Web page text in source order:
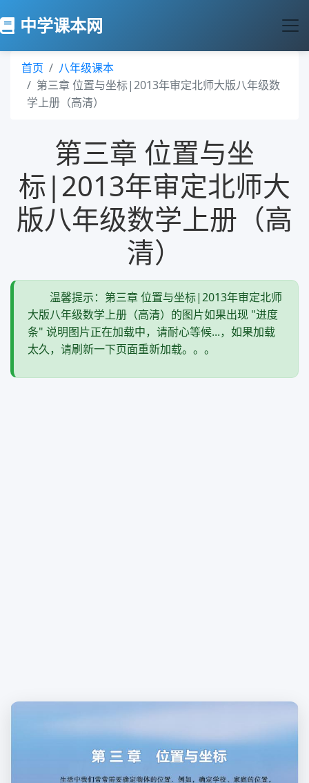
中学课本网
首页
八年级课本
第三章 位置与坐标|2013年审定北师大版八年级数
学上册（高清）
第三章 位置与坐
标|2013年审定北师大
版八年级数学上册（高
清）
温馨提示：第三章 位置与坐标|2013年审定北师
大版八年级数学上册（高清）的图片如果出现 "进度
条" 说明图片正在加载中，请耐心等候...，如果加载
太久，请刷新一下页面重新加载。。。